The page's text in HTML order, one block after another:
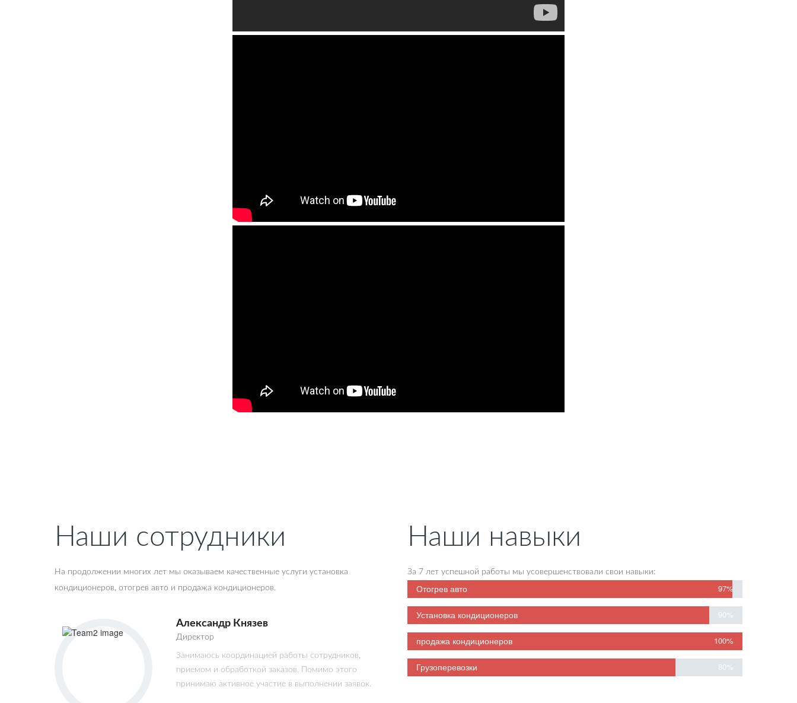
Наши сотрудники
На продолжении многих лет мы оказываем качественные услуги установка
кондиционеров, отогрев авто и продажа кондиционеров.
Александр Князев
Директор
Занимаюсь координацией работы сотрудников,
приемом и обработкой заказов. Помимо этого
принимаю активное участие в выполнении заявок.
Наши навыки
За 7 лет успешной работы мы усовершенствовали свои навыки:
Отогрев авто 97%
Установка кондиционеров 90%
продажа кондиционеров 100%
Грузоперевозки 80%